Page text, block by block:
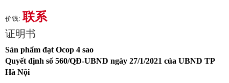
价钱:联系
证明书
Sản phẩm đạt Ocop 4 sao
Quyết định số 560/QĐ-UBND ngày 27/1/2021 của UBND TP
Hà Nội